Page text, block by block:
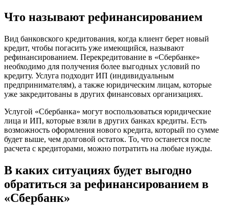
Что называют рефинансированием
Вид банковского кредитования, когда клиент берет новый
кредит, чтобы погасить уже имеющийся, называют
рефинансированием. Перекредитование в «Сбербанке»
необходимо для получения более выгодных условий по
кредиту. Услуга подходит ИП (индивидуальным
предпринимателям), а также юридическим лицам, которые
уже закредитованы в других финансовых организациях.
Услугой «Сбербанка» могут воспользоваться юридические
лица и ИП, которые взяли в других банках кредиты. Есть
возможность оформления нового кредита, который по сумме
будет выше, чем долговой остаток. То, что останется после
расчета с кредиторами, можно потратить на любые нужды.
В каких ситуациях будет выгодно
обратиться за рефинансированием в
«Сбербанк»